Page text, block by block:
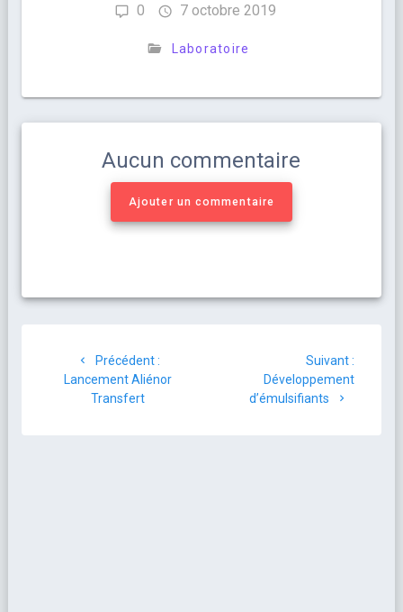
0 7 octobre 2019
Laboratoire
Aucun commentaire
Ajouter un commentaire
Précédent :
Lancement Aliénor
Transfert
Suivant :
Développement
d’émulsifiants